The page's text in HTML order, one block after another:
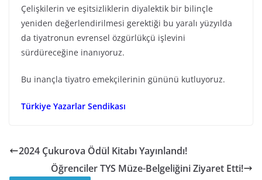
Çelişkilerin ve eşitsizliklerin diyalektik bir bilinçle
yeniden değerlendirilmesi gerektiği bu yaralı yüzyılda
da tiyatronun evrensel özgürlükçü işlevini
sürdüreceğine inanıyoruz.
Bu inançla tiyatro emekçilerinin gününü kutluyoruz.
Türkiye Yazarlar Sendikası
2024 Çukurova Ödül Kitabı Yayınlandı!
Öğrenciler TYS Müze-Belgeliğini Ziyaret Etti!